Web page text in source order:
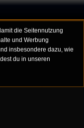
die Seitennutzung
und Werbung
insbesondere dazu, wie
du in unseren